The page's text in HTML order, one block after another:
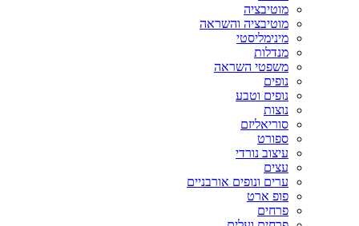
מוטיבציה
מוטיבציה והשראה
מינימליסטי
מנדלות
משפטי השראה
נופים
נופים וטבע
נוצות
סוריאליזם
ספורט
עיצוב נורדי
עצים
ערים ונופים אורבניים
פופ ארט
פרחים